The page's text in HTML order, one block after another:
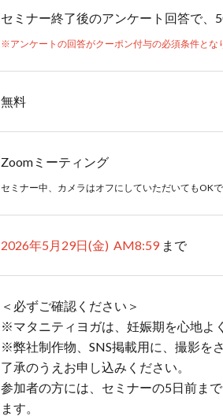
セミナー終了後のアンケート回答で、
※アンケートの回答がクーポン付与の必須条件とな
無料
Zoomミーティング
セミナー中、カメラはオフにしていただいても OK
2026年5月29日(金) AM8:59まで
＜必ずご確認ください＞
※マタニティヨガは、妊娠期を心地よ
※弊社制作物、SNS掲載用に、撮影を
了承のうえお申し込みください。
参加者の方には、セミナーの5日前ま
ます。